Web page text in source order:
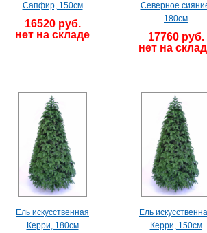
Сапфир, 150см
16520 руб.
нет на складе
Северное
180см
17760 руб.
нет на
Ель искусственная
Керри, 180см
Ель
Керри, 150см